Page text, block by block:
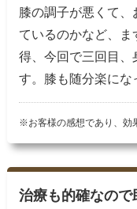
膝の調子が悪くて、
ているのかなど、
得、今回で三回目、
す。膝も随分楽にな
※お客様の感想であり、効
治療も的確なので